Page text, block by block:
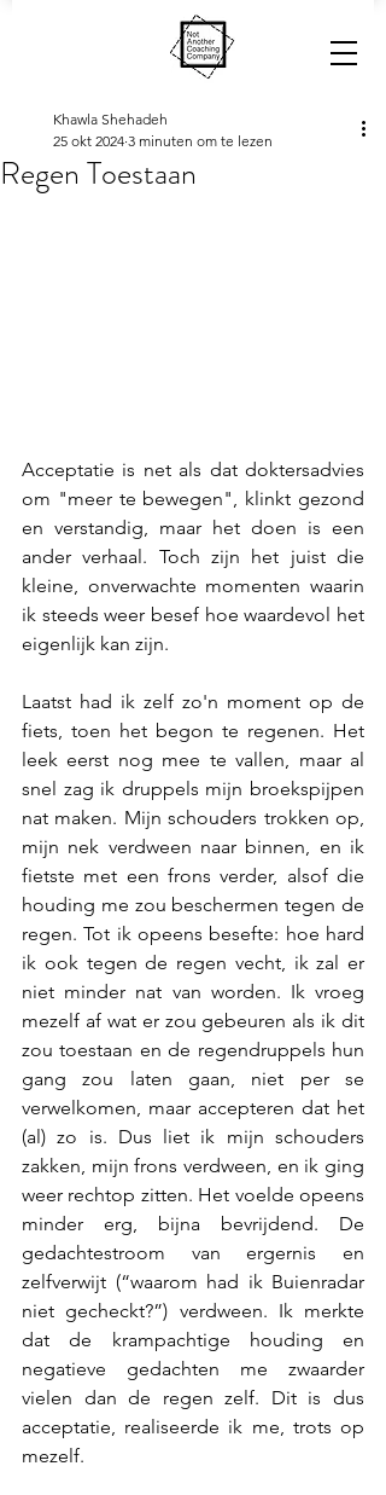
Regen Toestaan
Khawla Shehadeh
25 okt 2024 3 minuten om te lezen
Acceptatie is net als dat doktersadvies
om "meer te bewegen", klinkt gezond
en verstandig, maar het doen is een
ander verhaal. Toch zijn het juist die
kleine, onverwachte momenten waarin
ik steeds weer besef hoe waardevol het
eigenlijk kan zijn.
Laatst had ik zelf zo'n moment op de
fiets, toen het begon te regenen. Het
leek eerst nog mee te vallen, maar al
snel zag ik druppels mijn broekspijpen
nat maken. Mijn schouders trokken op,
mijn nek verdween naar binnen, en ik
fietste met een frons verder, alsof die
houding me zou beschermen tegen de
regen. Tot ik opeens besefte: hoe hard
ik ook tegen de regen vecht, ik zal er
niet minder nat van worden. Ik vroeg
mezelf af wat er zou gebeuren als ik dit
zou toestaan en de regendruppels hun
gang zou laten gaan, niet per se
verwelkomen, maar accepteren dat het
(al) zo is. Dus liet ik mijn schouders
zakken, mijn frons verdween, en ik ging
weer rechtop zitten. Het voelde opeens
minder erg, bijna bevrijdend. De
gedachtestroom van ergernis en
zelfverwijt (“waarom had ik Buienradar
niet gecheckt?”) verdween. Ik merkte
dat de krampachtige houding en
negatieve gedachten me zwaarder
vielen dan de regen zelf. Dit is dus
acceptatie, realiseerde ik me, trots op
mezelf.